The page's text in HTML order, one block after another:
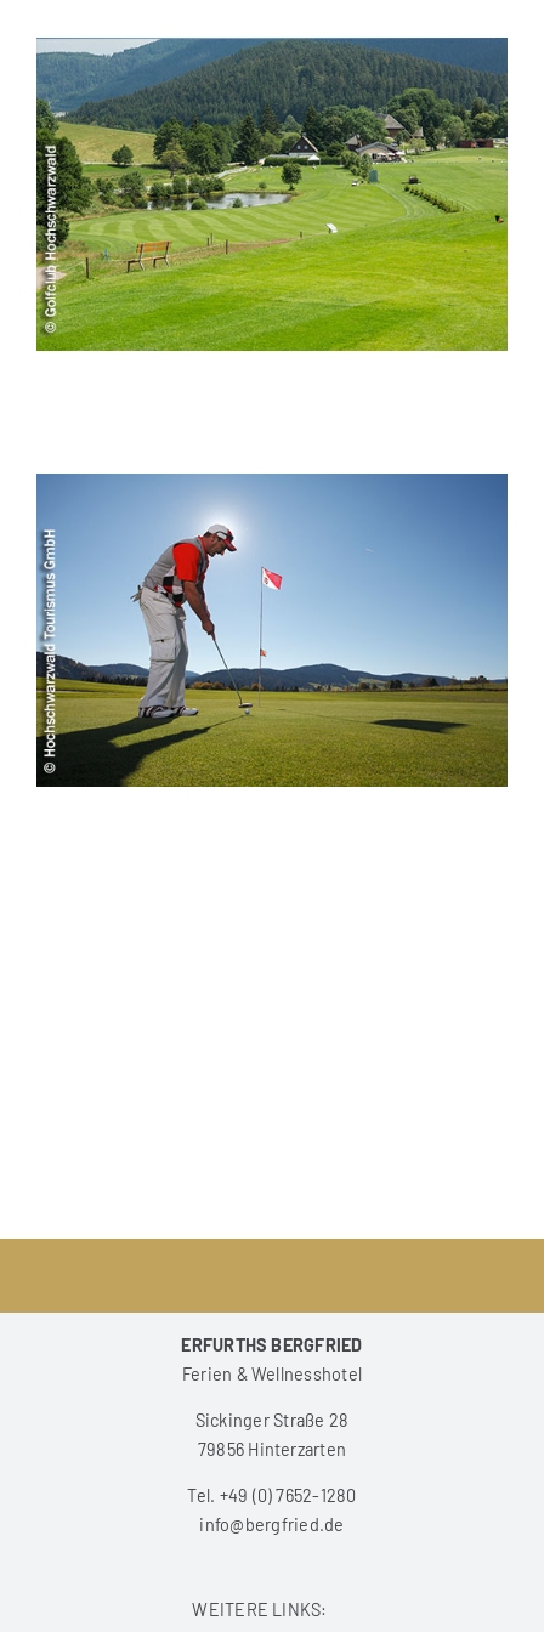
ERFURTHS BERGFRIED
Ferien & Wellnesshotel
Sickinger Straße 28
79856 Hinterzarten
Tel. +49 (0) 7652-1280
info@bergfried.de
WEITERE LINKS: